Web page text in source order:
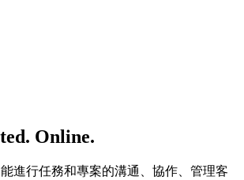
Online.
進行任務和專案的溝通、協作、管理客